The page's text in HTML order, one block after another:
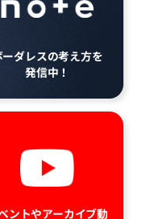
ーダレスの考え方を
発信中！
ントやアーカイブ動